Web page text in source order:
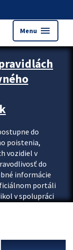
Menu menu
do
poistenia,
vozidiel v
do
informácie
portáli
v spolupráci
vnútra SR.